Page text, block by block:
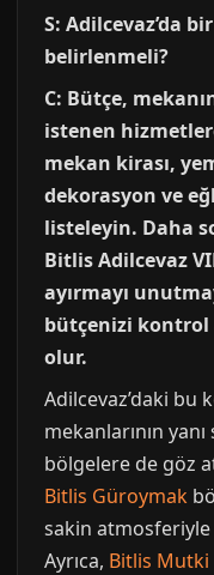
S: Adilcevaz’da
belirlenmeli?
C: Bütçe,
istenen
mekan kirası,
dekorasyon ve
listeleyin. Daha
Bitlis Adilcevaz
ayırmayı
bütçenizi kontrol
olur.
Adilcevaz’daki bu
mekanlarının
bölgelere de göz
Bitlis Güroymak
sakin atmosferiyle
Ayrıca, Bitlis Mutki